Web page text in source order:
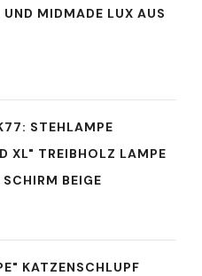
MIDMADE LUX AUS S
STEHLAMPE
XL" TREIBHOLZ LAMPE
BEIGE
KATZENSCHLUPF